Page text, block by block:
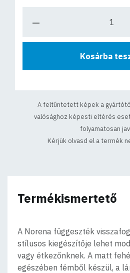
Kosárba
A feltűntetett képek a
valósághoz képesti eltérés
folyamatosan
Kérjük olvasd el a termék
Termékismertető
A Norena függeszték
stílusos kiegészítője lehet
vagy étkezőnknek. A matt
egészében fémből készül, a